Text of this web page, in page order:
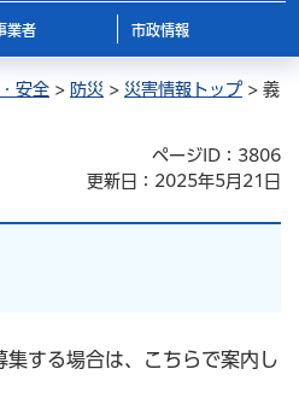
業者 市政情報
安全 > 防災 > 災害情報トップ > 義
ページID：3806
更新日：2025年5月21日
集する場合は、こちらで案内し